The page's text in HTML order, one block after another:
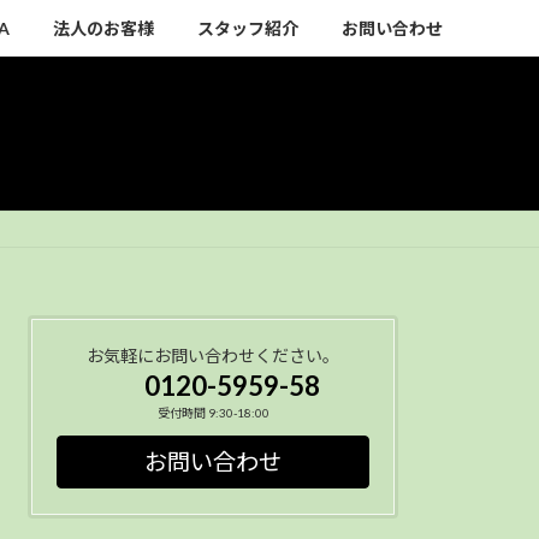
法人のお客様 スタッフ紹介 お問い合わせ
お気軽にお問い合わせください。
0120-5959-58
受付時間 9:30-18:00
お問い合わせ